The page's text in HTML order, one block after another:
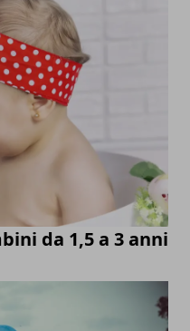
da 1,5 a 3 anni